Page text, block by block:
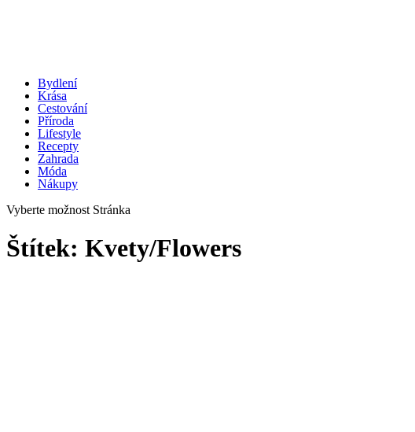
Bydlení
Krása
Cestování
Příroda
Lifestyle
Recepty
Zahrada
Móda
Nákupy
Vyberte možnost Stránka
Štítek: Kvety/Flowers